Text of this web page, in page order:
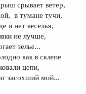
срывает ветер,
в тумане тучи,
и нет веселья,
не лучше,
зелье...
как в склепе
цепи,
засохший мой...